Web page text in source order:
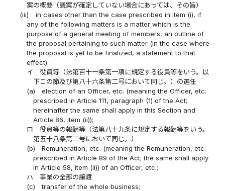
案の概要（議案が確定していない場合にあっては、その旨）
(iii)
in cases other than the case prescribed in item (i), if
any of the following matters is a matter which is the
purpose of a general meeting of members, an outline of
the proposal pertaining to such matter (in the case where
the proposal is yet to be finalized, a statement to that
effect):
イ
役員等（法第百十一条第一項に規定する役員等をいう。以
下この節及び第八十六条第二号において同じ。）の選任
(a)
election of an Officer, etc. (meaning the Officer, etc.
prescribed in Article 111, paragraph (1) of the Act;
hereinafter the same shall apply in this Section and
Article 86, item (ii));
ロ
役員等の報酬等（法第八十九条に規定する報酬等をいう。
第五十八条第二号において同じ。）
(b)
Remuneration, etc. (meaning the Remuneration, etc.
prescribed in Article 89 of the Act; the same shall apply
in Article 58, item (ii)) of an Officer, etc.;
ハ
事業の全部の譲渡
(c)
transfer of the whole business;